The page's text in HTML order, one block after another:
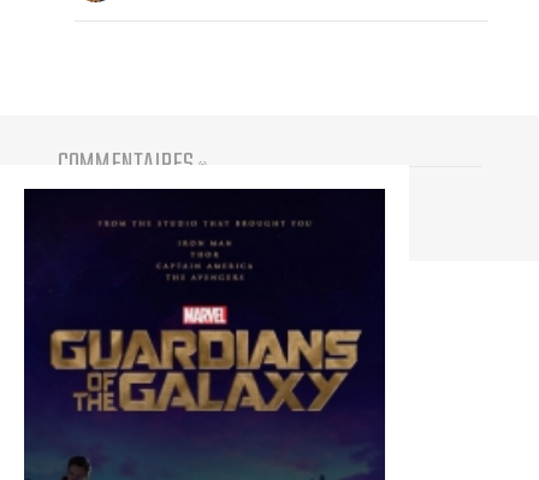
COMMENTAIRES (0)